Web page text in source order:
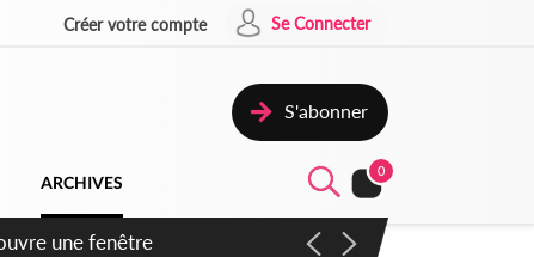
Créer votre compte Se Connecter
S'abonner
ARCHIVES
0
un accord avec la